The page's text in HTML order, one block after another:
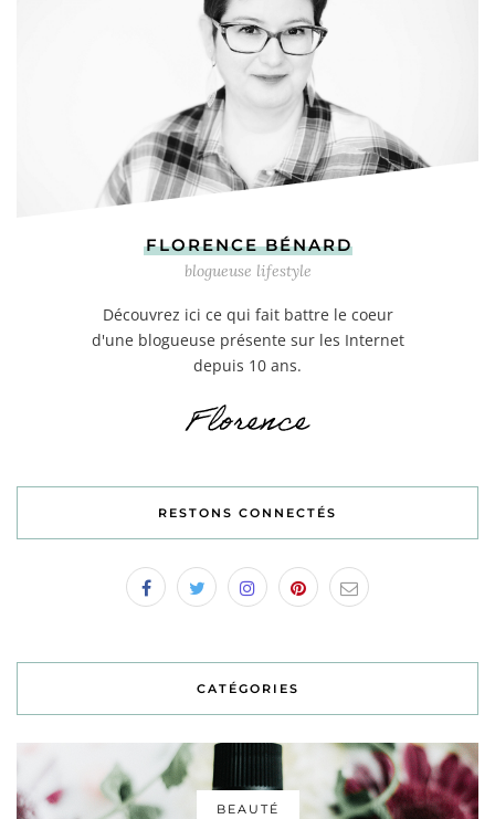
FLORENCE BÉNARD
blogueuse lifestyle
Découvrez ici ce qui fait battre le coeur
d'une blogueuse présente sur les Internet
depuis 10 ans.
RESTONS CONNECTÉS
CATÉGORIES
BEAUTÉ